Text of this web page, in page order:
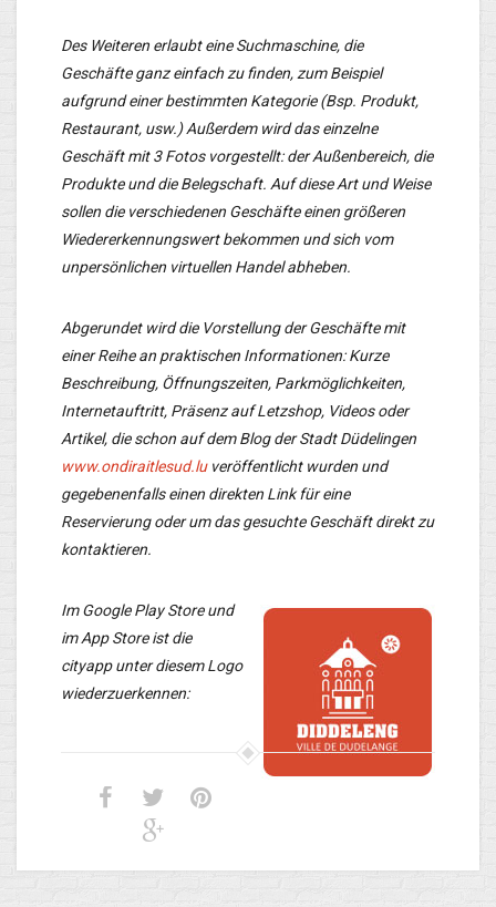
Des Weiteren erlaubt eine Suchmaschine, die
Geschäfte ganz einfach zu finden, zum Beispiel
aufgrund einer bestimmten Kategorie (Bsp. Produkt,
Restaurant, usw.) Außerdem wird das einzelne
Geschäft mit 3 Fotos vorgestellt: der Außenbereich, die
Produkte und die Belegschaft. Auf diese Art und Weise
sollen die verschiedenen Geschäfte einen größeren
Wiedererkennungswert bekommen und sich vom
unpersönlichen virtuellen Handel abheben.
Abgerundet wird die Vorstellung der Geschäfte mit
einer Reihe an praktischen Informationen: Kurze
Beschreibung, Öffnungszeiten, Parkmöglichkeiten,
Internetauftritt, Präsenz auf Letzshop, Videos oder
Artikel, die schon auf dem Blog der Stadt Düdelingen
www.ondiraitlesud.luveröffentlicht wurden und
gegebenenfalls einen direkten Link für eine
Reservierung oder um das gesuchte Geschäft direkt zu
kontaktieren.
Im Google Play Store und
im App Store ist die
cityapp unter diesem Logo
wiederzuerkennen: